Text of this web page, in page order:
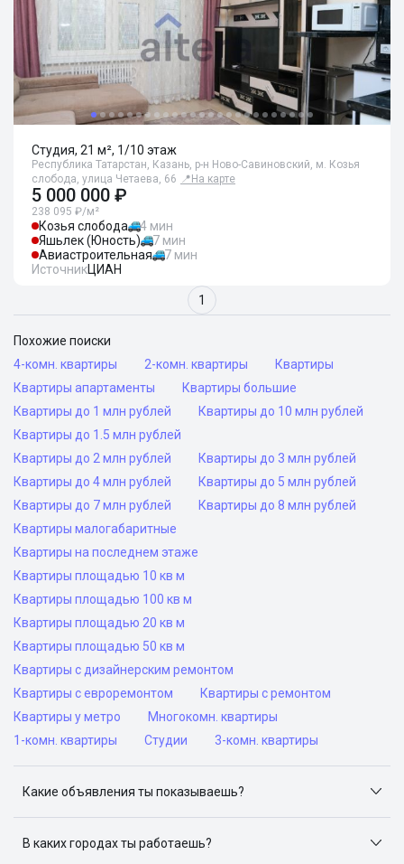
Студия, 21 м², 1/10 этаж
Республика Татарстан, Казань, р-н Ново-Савиновский, м. Козья
слобода, улица Четаева, 66 📍 На карте
5 000 000 ₽
238 095 ₽/м²
Козья слобода
4 мин
Яшьлек (Юность)
7 мин
Авиастроительная
7 мин
ИсточникЦИАН
1
Похожие поиски
4-комн. квартиры
2-комн. квартиры
Квартиры
Квартиры апартаменты
Квартиры большие
Квартиры до 1 млн рублей
Квартиры до 10 млн рублей
Квартиры до 1.5 млн рублей
Квартиры до 2 млн рублей
Квартиры до 3 млн рублей
Квартиры до 4 млн рублей
Квартиры до 5 млн рублей
Квартиры до 7 млн рублей
Квартиры до 8 млн рублей
Квартиры малогабаритные
Квартиры на последнем этаже
Квартиры площадью 10 кв м
Квартиры площадью 100 кв м
Квартиры площадью 20 кв м
Квартиры площадью 50 кв м
Квартиры с дизайнерским ремонтом
Квартиры с евроремонтом
Квартиры с ремонтом
Квартиры у метро
Многокомн. квартиры
1-комн. квартиры
Студии 3-комн. квартиры
Какие объявления ты показываешь?
объявлений: ЦИАН, Домклик, Яндекс.Недвижимость,
Авито, Самолет.Плюс.
В каких городах ты работаешь?